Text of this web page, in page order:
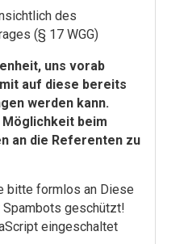
des
(§ 17 WGG)
uns vorab
auf diese bereits
werden kann.
Möglichkeit beim
an die Referenten zu
bitte formlos an Diese
geschützt!
eingeschaltet